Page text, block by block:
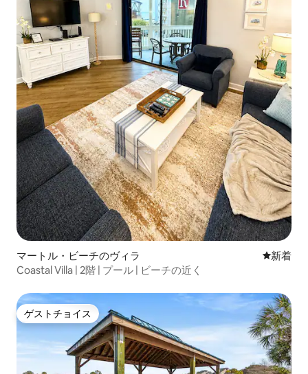
マートル・ビーチのヴィラ 新しい宿
新着
Coastal Villa | 2階 | プール | ビーチの近く
ゲストチョイス
ゲストチョイス